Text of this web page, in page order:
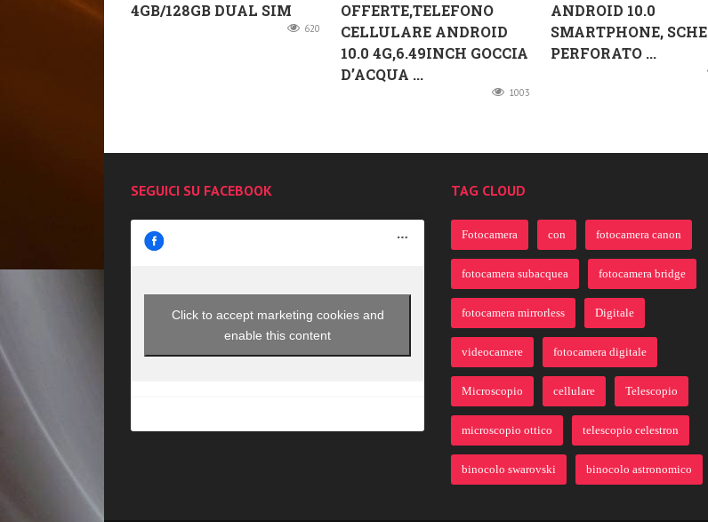
4GB/128GB DUAL SIM
620
OFFERTE,TELEFONO
CELLULARE ANDROID
10.0 4G,6.49INCH GOCCIA
D’ACQUA ...
1003
ANDROID 10.0
SMARTPHONE,
PERFORATO ...
SEGUICI SU FACEBOOK
Click to accept marketing cookies and
enable this content
TAG CLOUD
Fotocamera con fotocamera canon
fotocamera subacquea fotocamera bridge
fotocamera mirrorless Digitale
videocamere fotocamera digitale
Microscopio cellulare Telescopio
microscopio ottico telescopio celestron
binocolo swarovski binocolo astronomico